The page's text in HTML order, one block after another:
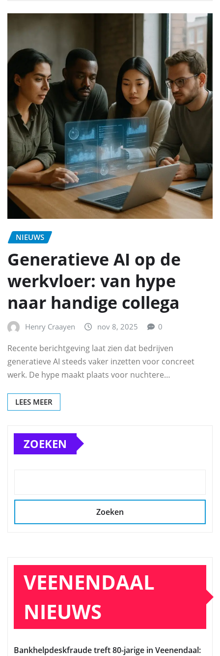
NIEUWS
Generatieve AI op de
werkvloer: van hype
naar handige collega
Henry Craayen nov 8, 2025 0
Recente berichtgeving laat zien dat bedrijven
generatieve AI steeds vaker inzetten voor concreet
werk. De hype maakt plaats voor nuchtere…
LEES MEER
ZOEKEN
Zoeken
VEENENDAAL
NIEUWS
Bankhelpdeskfraude treft 80-jarige in Veenendaal: